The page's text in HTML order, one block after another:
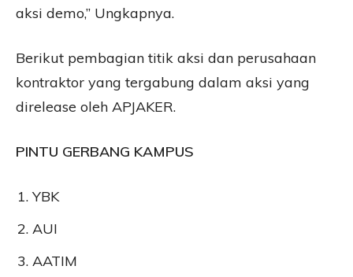
aksi demo,” Ungkapnya.
Berikut pembagian titik aksi dan perusahaan
kontraktor yang tergabung dalam aksi yang
direlease oleh APJAKER.
PINTU GERBANG KAMPUS
YBK
AUI
AATIM